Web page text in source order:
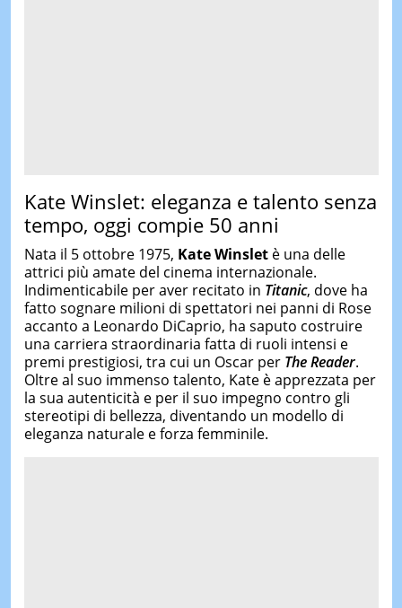
Kate Winslet: eleganza e talento senza
tempo, oggi compie 50 anni
Nata il 5 ottobre 1975, Kate Winsletè una delle
attrici più amate del cinema internazionale.
Indimenticabile per aver recitato in Titanic, dove ha
fatto sognare milioni di spettatori nei panni di Rose
accanto a Leonardo DiCaprio, ha saputo costruire
una carriera straordinaria fatta di ruoli intensi e
premi prestigiosi, tra cui un Oscar per The Reader.
Oltre al suo immenso talento, Kate è apprezzata per
la sua autenticità e per il suo impegno contro gli
stereotipi di bellezza, diventando un modello di
eleganza naturale e forza femminile.